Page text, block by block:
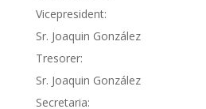
Vicepresident:
Sr. Joaquin González
Tresorer:
Sr. Joaquin González
Secretaria: